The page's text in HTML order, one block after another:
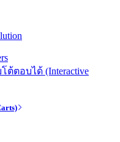
ตอบได้ (Interactive